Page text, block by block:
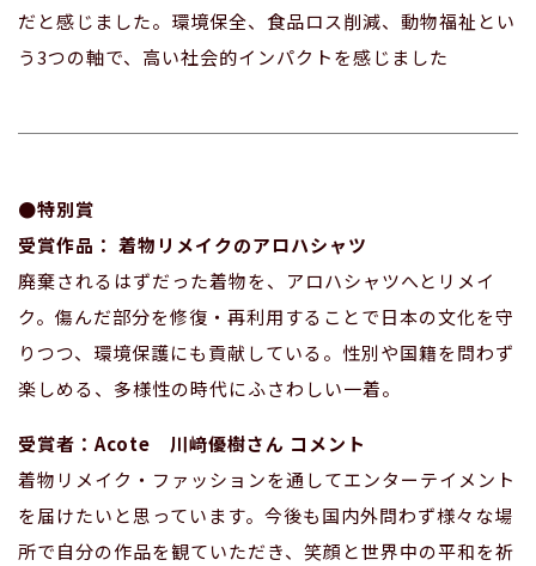
だと感じました。環境保全、食品ロス削減、動物福祉とい
う3つの軸で、高い社会的インパクトを感じました
●特別賞
受賞作品： 着物リメイクのアロハシャツ
廃棄されるはずだった着物を、アロハシャツへとリメイ
ク。傷んだ部分を修復・再利用することで日本の文化を守
りつつ、環境保護にも貢献している。性別や国籍を問わず
楽しめる、多様性の時代にふさわしい一着。
受賞者：Acote 川﨑優樹さん コメント
着物リメイク・ファッションを通してエンターテイメント
を届けたいと思っています。今後も国内外問わず様々な場
所で自分の作品を観ていただき、笑顔と世界中の平和を祈